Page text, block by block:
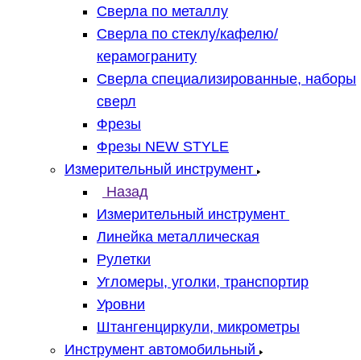
Сверла по металлу
Сверла по стеклу/кафелю/
керамограниту
Сверла специализированные, наборы
сверл
Фрезы
Фрезы NEW STYLE
Измерительный инструмент
Назад
Измерительный инструмент
Линейка металлическая
Рулетки
Угломеры, уголки, транспортир
Уровни
Штангенциркули, микрометры
Инструмент автомобильный